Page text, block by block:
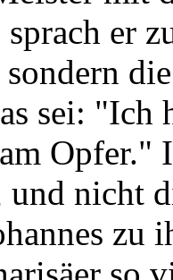
er
sei: "Ich
Opfer."
und nicht
zu